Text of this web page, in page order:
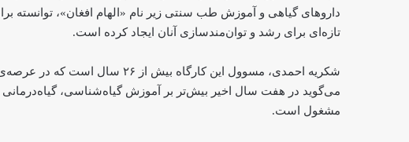
تازه‌ای برای رشد و توان‌مندسازی آنان ایجاد کرده است.
شکریه احمدی، مسوول این کارگاه
می‌گوید در هفت سال اخیر بیش‌تر بر آموزش گیاه‌شناسی، گیاه‌درمانی و
مشغول است.